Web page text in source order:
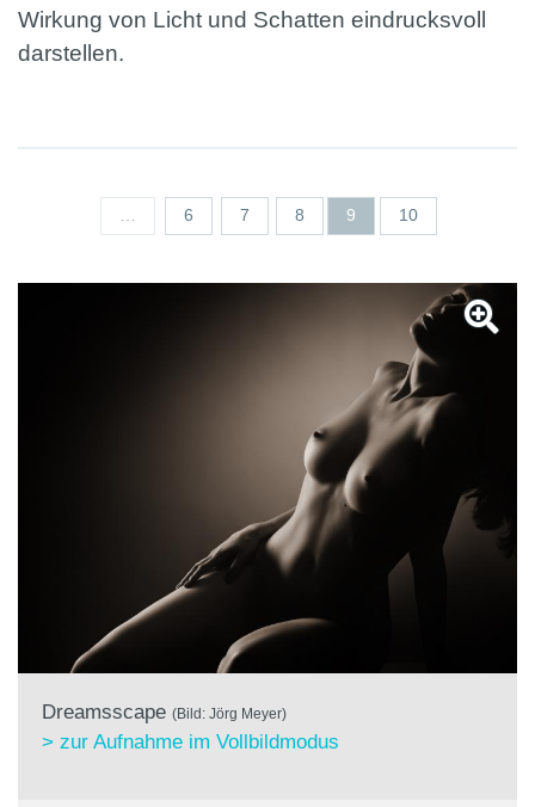
Wirkung von Licht und Schatten eindrucksvoll
darstellen.
6 7 8 9 10
Dreamsscape (Bild: Jörg Meyer)
> zur Aufnahme im Vollbildmodus